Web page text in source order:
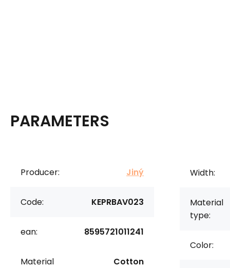
PARAMETERS
Producer: Jiný
Code: KEPRBAV023
ean: 8595721011241
Material
Cotton
Width:
Material
type:
Color: